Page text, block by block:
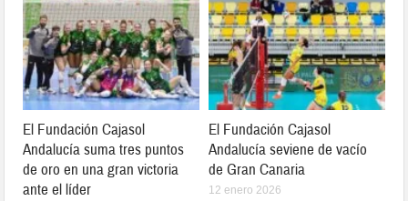
El Fundación Cajasol
Andalucía suma tres puntos
de oro en una gran victoria
ante el líder
El Fundación Cajasol
Andalucía seviene de vacío
de Gran Canaria
12 enero 2026